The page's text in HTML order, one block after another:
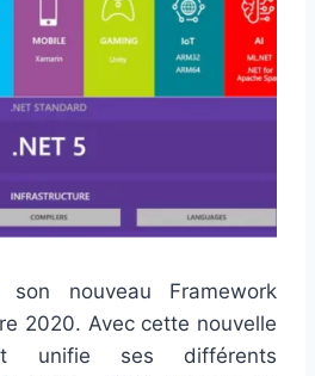
son nouveau Framework
2020. Avec cette nouvelle
unifie ses différents